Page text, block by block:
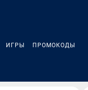
ИГРЫ ПРОМОКОДЫ